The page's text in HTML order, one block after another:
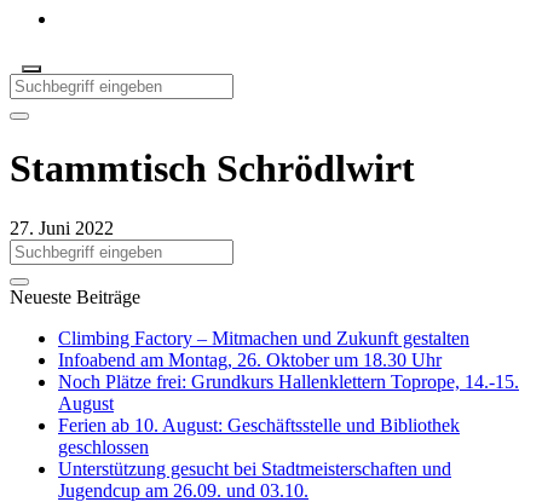
Stammtisch Schrödlwirt
27. Juni 2022
Neueste Beiträge
Climbing Factory – Mitmachen und Zukunft gestalten
Infoabend am Montag, 26. Oktober um 18.30 Uhr
Noch Plätze frei: Grundkurs Hallenklettern Toprope, 14.-15.
August
Ferien ab 10. August: Geschäftsstelle und Bibliothek
geschlossen
Unterstützung gesucht bei Stadtmeisterschaften und
Jugendcup am 26.09. und 03.10.